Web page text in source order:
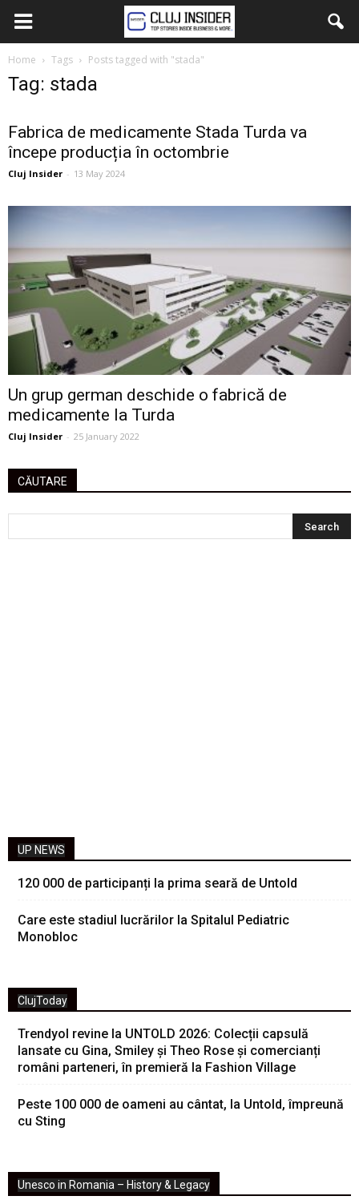
Home Tags Posts tagged with "stada"
Tag: stada
Fabrica de medicamente Stada Turda va
începe producția în octombrie
Cluj Insider - 13 May 2024
Un grup german deschide o fabrică de
medicamente la Turda
Cluj Insider - 25 January 2022
CĂUTARE
UP NEWS
120 000 de participanți la prima seară de Untold
Care este stadiul lucrărilor la Spitalul Pediatric
Monobloc
ClujToday
Trendyol revine la UNTOLD 2026: Colecții capsulă
lansate cu Gina, Smiley și Theo Rose și comercianți
români parteneri, în premieră la Fashion Village
Peste 100 000 de oameni au cântat, la Untold, împreună
cu Sting
Unesco in Romania – History & Legacy